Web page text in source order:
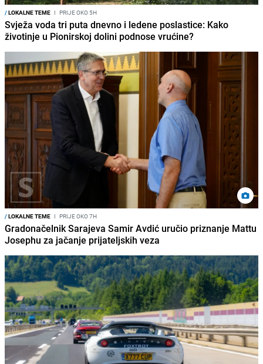
/LOKALNE TEME I PRIJE OKO 5H
Svježa voda tri puta dnevno i ledene poslastice: Kako
životinje u Pionirskoj dolini podnose vrućine?
/LOKALNE TEME I PRIJE OKO 7H
Gradonačelnik Sarajeva Samir Avdić uručio priznanje Mattu
Josephu za jačanje prijateljskih veza